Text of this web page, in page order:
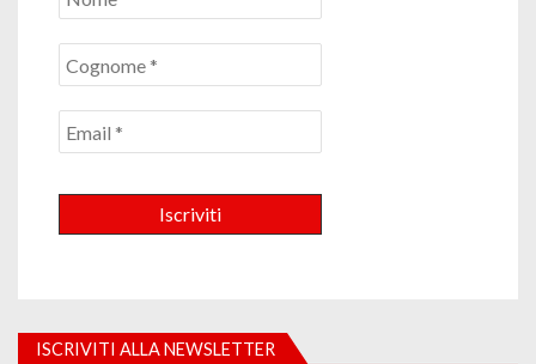
ISCRIVITI ALLA NEWSLETTER